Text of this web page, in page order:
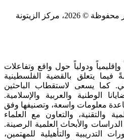
حقوق النشر محفوظة © 2026، مركز الزيتونة
ودولياً حول واقع وتفاعلات
فيما يتعلق بالقضية الفلسطينية
كما يسعى لاستقطاب الباحثين
الوطنية والعربية والإسلامية.
معلومات واسعة، وتصنيفها وفق
والتقنية، والتعاون مع العلماء
والأبحاث العلمية الرصينة.
التدريبية والتأهيلية للمهتمين،